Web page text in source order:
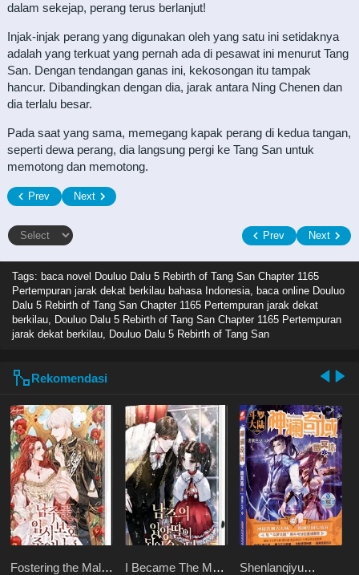
dalam sekejap, perang terus berlanjut!
Injak-injak perang yang digunakan oleh yang satu ini setidaknya
adalah yang terkuat yang pernah ada di pesawat ini menurut Tang
San. Dengan tendangan ganas ini, kekosongan itu tampak
hancur. Dibandingkan dengan dia, jarak antara Ning Chenen dan
dia terlalu besar.
Pada saat yang sama, memegang kapak perang di kedua tangan,
seperti dewa perang, dia langsung pergi ke Tang San untuk
memotong dan memotong.
Prev Next
Prev Next
Tags: baca novel Douluo Dalu 5 Rebirth of Tang San Chapter 1165
Pertempuran jarak dekat berkilau bahasa Indonesia, baca online Douluo
Dalu 5 Rebirth of Tang San Chapter 1165 Pertempuran jarak dekat
berkilau, Douluo Dalu 5 Rebirth of Tang San Chapter 1165 Pertempuran
jarak dekat berkilau, Douluo Dalu 5 Rebirth of Tang San
Rekomendasi
Fostering the Male
I Became The Male
Shenlanqiyu